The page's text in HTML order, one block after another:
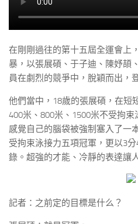
在剛剛過往的第十五屆全運會上
暴，以張展碩、于子迪、陳妤頡
員在劇烈的競爭中，脫穎而出，
他們當中，18歲的張展碩，在短
400米、800米、1500米不受拘束
感覺自己的腦袋被強制塞入了一
受拘束泳接力五項冠軍，更以3
錄。超強的才能、冷靜的表達讓
記者：之前定的目標是什么？